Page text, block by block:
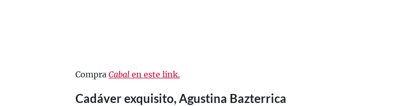
Compra Cabal en este link.
Cadáver exquisito, Agustina Bazterrica